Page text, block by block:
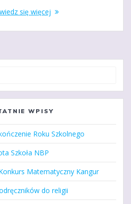
się więcej
WPISY
Roku Szkolnego
Szkoła NBP
Matematyczny Kangur
do religii